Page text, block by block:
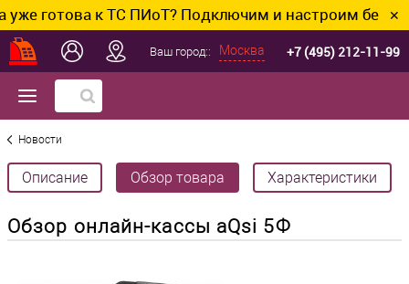
к ТС ПИоТ? Подключим и настроим без лишних ✕
Ваш город:: Москва +7 (495) 212-11-99
Новости
Описание Обзор товара Характеристики
Обзор онлайн-кассы aQsi 5Ф